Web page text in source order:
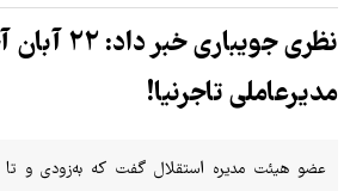
نظری جویباری
مدیرعاملی تاجرنیا!